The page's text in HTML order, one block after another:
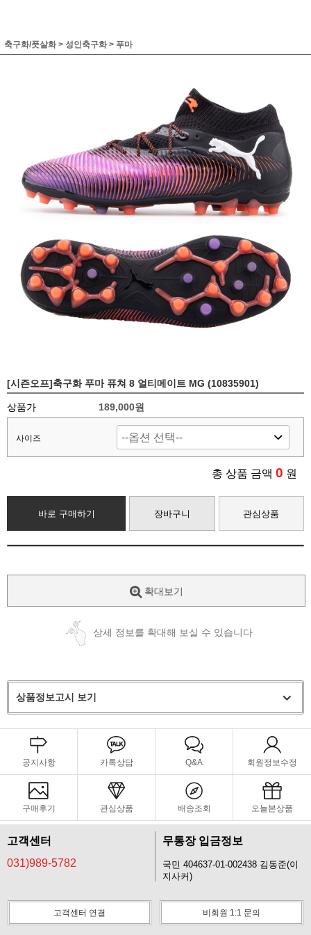
축구화/풋살화 > 성인축구화 > 푸마
[시즌오프]축구화 푸마 퓨쳐 8 얼티메이트 MG (10835901)
상품가 189,000원
사이즈
총 상품 금액 0 원
바로 구매하기 장바구니 관심상품
확대보기
상세 정보를 확대해 보실 수 있습니다
상품정보고시 보기
공지사항 카톡상담 Q&A 회원정보수정
구매후기 관심상품 배송조회 오늘본상품
고객센터
031)989-5782
무통장 입금정보
국민 404637-01-002438 김동준(이
지사커)
고객센터 연결 비회원 1:1 문의